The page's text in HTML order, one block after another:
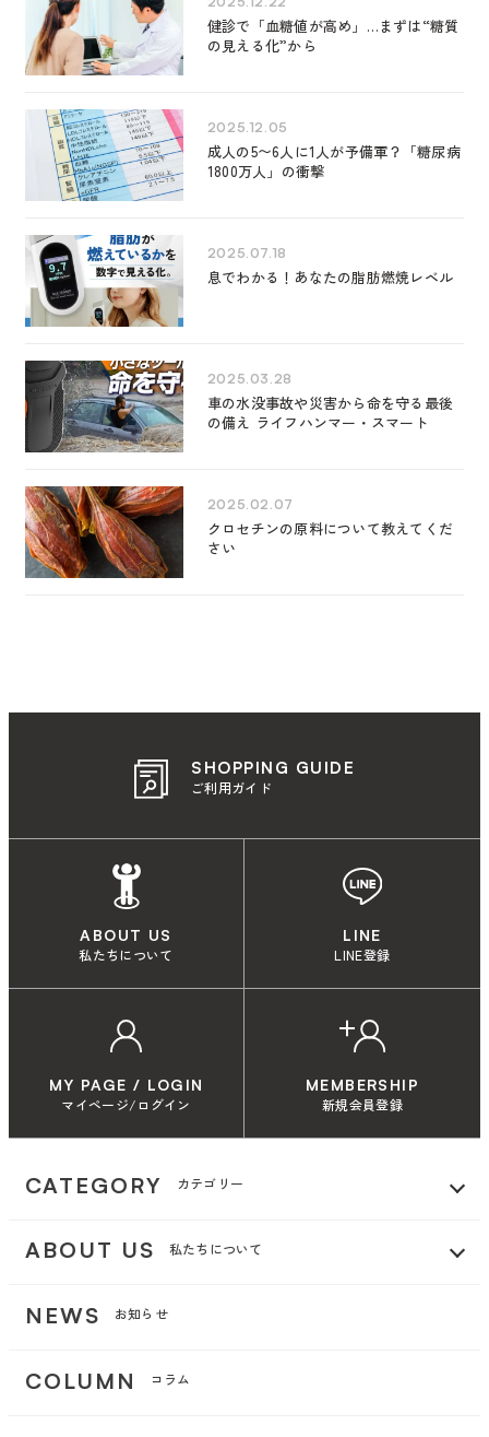
健診で「血糖値が高め」…まずは“糖質
の見える化”から
2025.12.05
成人の5〜6人に1人が予備軍？「糖尿病
1800万人」の衝撃
2025.07.18
息でわかる！あなたの脂肪燃焼レベル
2025.03.28
車の水没事故や災害から命を守る最後
の備え ライフハンマー・スマート
2025.02.07
クロセチンの原料について教えてくだ
さい
SHOPPING GUIDE
ご利用ガイド
ABOUT US
私たちについて
LINE
LINE登録
MY PAGE / LOGIN
マイページ/ログイン
MEMBERSHIP
新規会員登録
CATEGORY カテゴリー
ABOUT US 私たちについて
NEWS お知らせ
COLUMN コラム